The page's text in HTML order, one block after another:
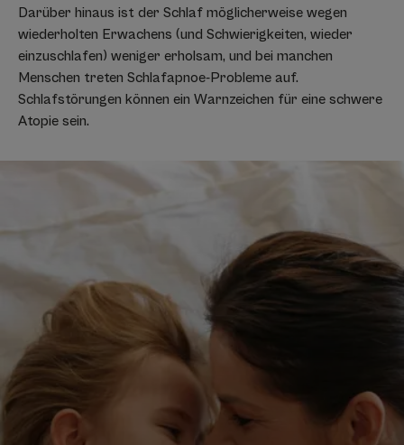
Darüber hinaus ist der Schlaf möglicherweise wegen
wiederholten Erwachens (und Schwierigkeiten, wieder
einzuschlafen) weniger erholsam, und bei manchen
Menschen treten Schlafapnoe-Probleme auf.
Schlafstörungen können ein Warnzeichen für eine schwere
Atopie sein.